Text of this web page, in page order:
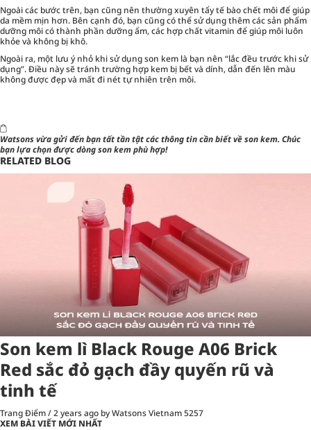
Ngoài các bước trên, bạn cũng nên thường xuyên tẩy tế bào chết môiđể giúp
da mềm mịn hơn. Bên cạnh đó, bạn cũng có thể sử dụng thêm các sản phẩm
dưỡng môi có thành phần dưỡng ẩm, các hợp chất vitamin để giúp môi luôn
khỏe và không bị khô.
Ngoài ra, một lưu ý nhỏ khi sử dụng son kem là bạn nên “lắc đều trước khi sử
dụng”. Điều này sẽ tránh trường hợp kem bị bết và dính, dẫn đến lên màu
không được đẹp và mất đi nét tự nhiên trên môi.
Watsonsvừa gửi đến bạn tất tần tật các thông tin cần biết về son kem. Chúc
bạn lựa chọn được dòng son kem phù hợp!
RELATED BLOG
Son kem lì Black Rouge A06 Brick
Red sắc đỏ gạch đầy quyến rũ và
tinh tế
Trang Điểm/2 years ago by Watsons Vietnam5257
XEM BÀI VIẾT MỚI NHẤT